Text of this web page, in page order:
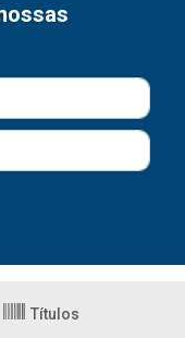
Títulos